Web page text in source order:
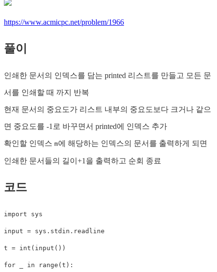
https://www.acmicpc.net/problem/1966
풀이
인쇄한 문서의 인덱스를 담는 printed 리스트를 만들고 모든 문
서를 인쇄할 때 까지 반복
현재 문서의 중요도가 리스트 내부의 중요도보다 크거나 같으
면 중요도를 -1로 바꾸면서 printed에 인덱스 추가
확인할 인덱스 m에 해당하는 인덱스의 문서를 출력하게 되면
인쇄한 문서들의 길이+1을 출력하고 순회 종료
코드
import
input = sys . stdin . readline
t = int ( input ( ) )
for in range ( t ) :